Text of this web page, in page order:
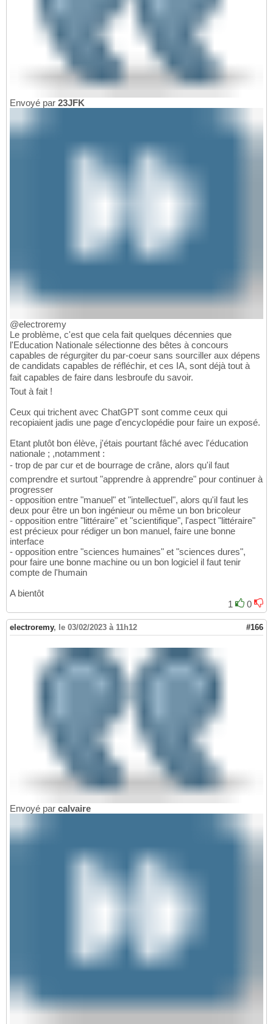
Envoyé par 23JFK
@electroremy
Le problème, c'est que cela fait quelques décennies que
l'Education Nationale sélectionne des bêtes à concours
capables de régurgiter du par-coeur sans sourciller aux dépens
de candidats capables de réfléchir, et ces IA, sont déjà tout à
fait capables de faire dans lesbroufe du savoir.
Tout à fait !
Ceux qui trichent avec ChatGPT sont comme ceux qui
recopiaient jadis une page d'encyclopédie pour faire un exposé.
Etant plutôt bon élève, j'étais pourtant fâché avec l'éducation
nationale ; ,notamment :
- trop de par cur et de bourrage de crâne, alors qu'il faut
comprendre et surtout "apprendre à apprendre" pour continuer à
progresser
- opposition entre "manuel" et "intellectuel", alors qu'il faut les
deux pour être un bon ingénieur ou même un bon bricoleur
- opposition entre "littéraire" et "scientifique", l'aspect "littéraire"
est précieux pour rédiger un bon manuel, faire une bonne
interface
- opposition entre "sciences humaines" et "sciences dures",
pour faire une bonne machine ou un bon logiciel il faut tenir
compte de l'humain
A bientôt
1
0
electroremy, le 03/02/2023 à 11h12 #166
Envoyé par calvaire